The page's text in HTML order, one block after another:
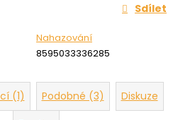
Nahazování
8595033336285
Sdílet
(1) Podobné (3)
Diskuze